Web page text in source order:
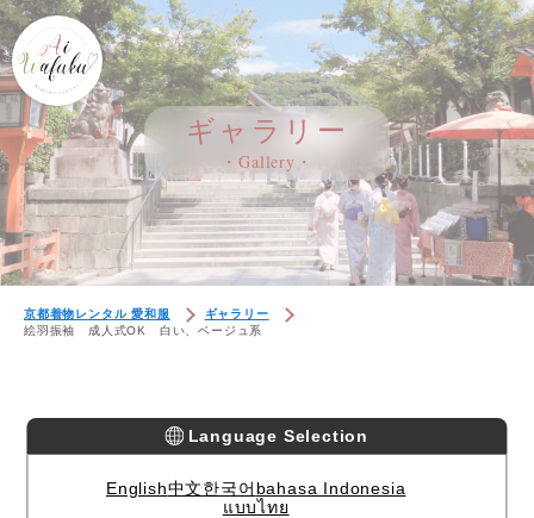
ギャラリー
・Gallery・
京都着物レンタル 愛和服
ギャラリー
絵羽振袖 成人式OK 白い、ベージュ系
Language Selection
English中文한국어 bahasa Indonesia
แบบไทย